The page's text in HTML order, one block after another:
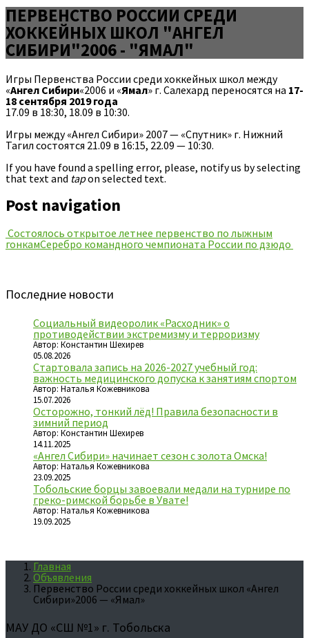
ПЕРВЕНСТВО РОССИИ СРЕДИ
ХОККЕЙНЫХ ШКОЛ "АНГЕЛ
СИБИРИ"2006 - "ЯМАЛ"
Игры Первенства России среди хоккейных школ между
«Ангел Сибири«2006 и «Ямал» г. Салехард переносятся на 17-
18 сентября 2019 года
17.09 в 18:30, 18.09 в 10:30.
Игры между «Ангел Сибири» 2007 — «Спутник» г. Нижний
Тагил состоятся 21.09 в 16:15, 22.09 — 10:30.
If you have found a spelling error, please, notify us by selecting
that text and tapon selected text.
Post navigation
Состоялось открытое летнее первенство по лыжным
гонкамСеребро командного чемпионата России по дзюдо
Последние новости
Социальный видеоролик «Расходник» о
противодействии экстремизму и терроризму
Автор: Константин Шехирев
05.08.2026
Стартовала запись на 2026-2027 учебный год:
важность медицинского допуска к занятиям спортом
Автор: Наталья Кожевникова
15.07.2026
Осторожно, тонкий лёд! Правила безопасности в
зимний период
Автор: Константин Шехирев
14.11.2025
«Ангел Сибири» начинает сезон с золота Омска!
Автор: Наталья Кожевникова
23.09.2025
Тобольские борцы завоевали медали на турнире по
греко-римской борьбе в Увате!
Автор: Наталья Кожевникова
19.09.2025
Главная
Объявления
Первенство России среди хоккейных школ «Ангел
Сибири»2006 — «Ямал»
МАУ ДО «СШ №1» г. Тобольска